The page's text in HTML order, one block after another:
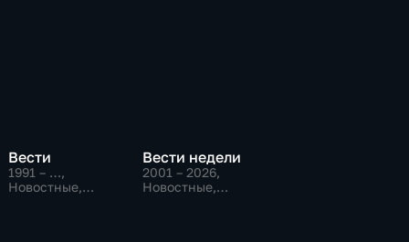
Вести
1991 – …,
Новостные,
Вести недели
2001 – 2026,
Новостные,